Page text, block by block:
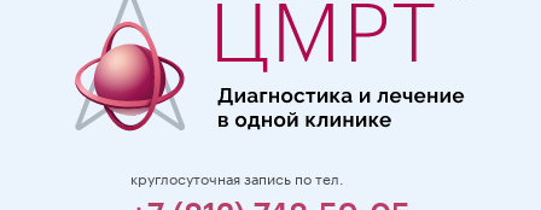
круглосуточная запись по тел.